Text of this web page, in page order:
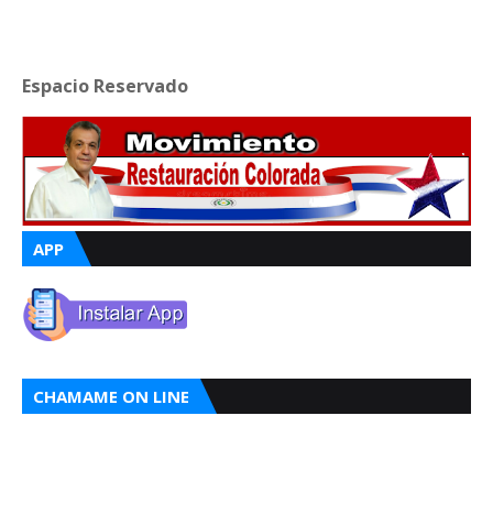
Espacio Reservado
APP
CHAMAME ON LINE